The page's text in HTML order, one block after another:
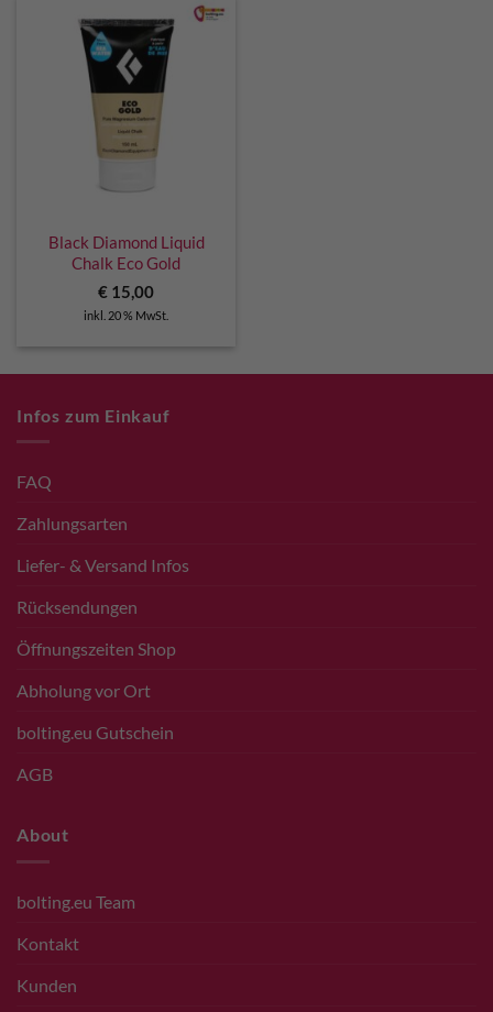
Black Diamond Liquid
Chalk Eco Gold
€ 15,00
inkl. 20 % MwSt.
Infos zum Einkauf
FAQ
Zahlungsarten
Liefer- & Versand Infos
Rücksendungen
Öffnungszeiten Shop
Abholung vor Ort
bolting.eu Gutschein
AGB
About
bolting.eu Team
Kontakt
Kunden